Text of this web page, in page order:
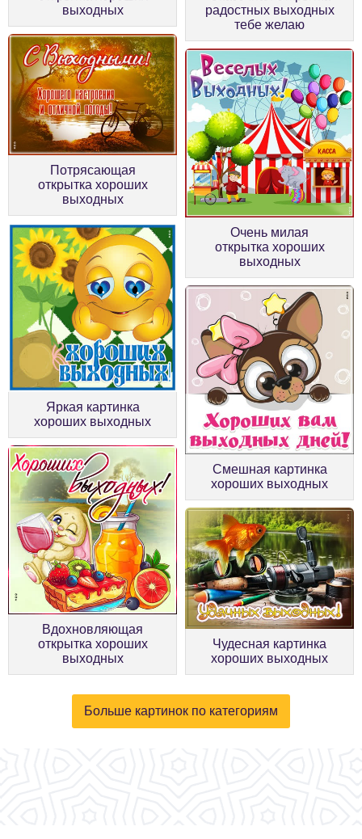
выходных
радостных выходных
тебе желаю
Потрясающая
открытка хороших
выходных
Очень милая
открытка хороших
выходных
Яркая картинка
хороших выходных
Смешная картинка
хороших выходных
Вдохновляющая
открытка хороших
выходных
Чудесная картинка
хороших выходных
Больше картинок по категориям